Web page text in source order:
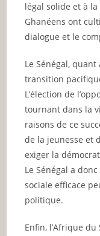
légal solide et à
Ghanéens ont
dialogue et le
Le Sénégal,
transition
L’élection de
tournant dans la
raisons de ce
de la jeunesse et
exiger la
Le Sénégal a
sociale efficace
politique.
Enfin, l’Afrique